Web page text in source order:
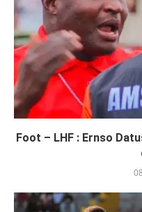
Foot – LHF : Ernso